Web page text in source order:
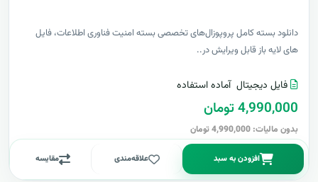
دانلود بسته کامل پروپوزال‌های تخصصی بسته امنیت فناوری اطلاعات، فایل
های لایه باز قابل ویرایش در..
فایل دیجیتال آماده استفاده
4,990,000 تومان
بدون مالیات: 4,990,000 تومان
افزودن به سبد علاقه‌مندی مقایسه